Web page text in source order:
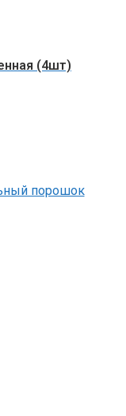
(4шт)